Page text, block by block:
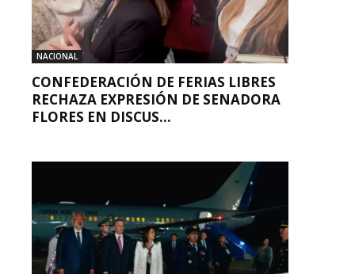
NACIONAL
CONFEDERACIÓN DE FERIAS LIBRES
RECHAZA EXPRESIÓN DE SENADORA
FLORES EN DISCUS...